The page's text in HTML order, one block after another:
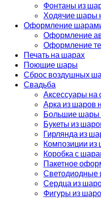
Фонтаны из
Ходячие шары
Оформление
Оформление
Оформление
Печать на шарах
Поющие шары
Сброс воздушных
Свадьба
Аксессуары на
Арка из шаров
Большие шары
Букеты из
Гирлянда из
Композиции из
Коробка с
Пакетное
Светодиодные
Сердца из
Фигуры из